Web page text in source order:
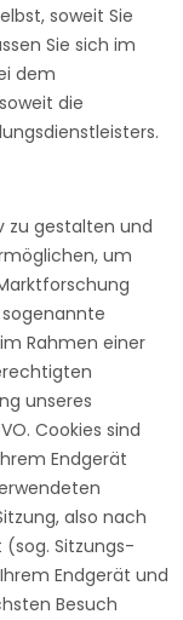
soweit Sie
Sie sich im
dem
die
zu gestalten und
um
Rahmen einer
unseres
Cookies sind
Endgerät
also nach
(sog. Sitzungs-
Endgerät und
Besuch